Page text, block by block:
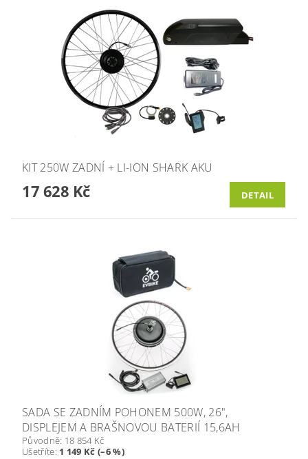
KIT 250W ZADNÍ + LI-ION SHARK AKU
17 628 Kč DETAIL
SADA SE ZADNÍM POHONEM 500W, 26",
DISPLEJEM A BRAŠNOVOU BATERIÍ 15,6AH
Původně: 18 854 Kč
Ušetříte: 1 149 Kč (–6 %)